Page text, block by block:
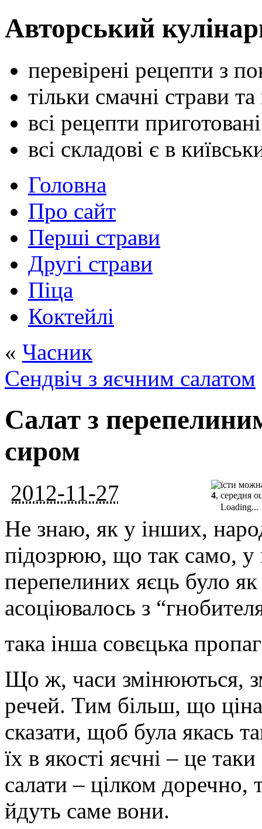
Авторський
перевірені рецепти з
тільки смачні страви та
всі рецепти
всі складові є в
Головна
Про сайт
Перші страви
Другі страви
Піца
Коктейлі
« Часник
Сендвіч з яєчним салатом
Салат з
сиром
2012-11-27 4, середня
Loading...
Не знаю, як у інших,
підозрюю, що так само, у
перепелиних яєць було
асоціювалось з
така інша совєцька
Що ж, часи змінюються,
речей. Тим більш, що
сказати, щоб була якась
їх в якості яєчні – це
салати – цілком
йдуть саме вони.